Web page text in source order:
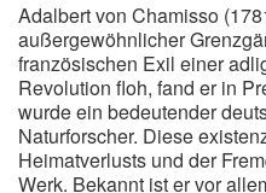
Adalbert von Chamisso
außergewöhnlicher
französischen Exil einer
Revolution floh, fand er in
wurde ein bedeutender
Naturforscher. Diese
Heimatverlusts und der
Werk. Bekannt ist er vor